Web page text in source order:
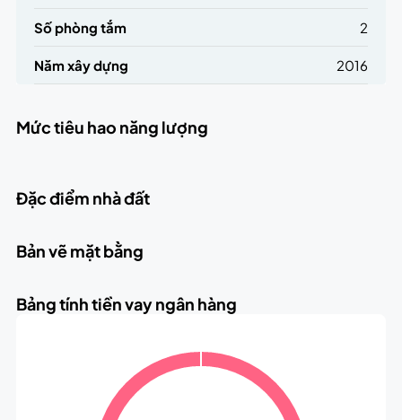
Số phòng tắm 2
Năm xây dựng 2016
Mức tiêu hao năng lượng
Đặc điểm nhà đất
Bản vẽ mặt bằng
Bảng tính tiền vay ngân hàng